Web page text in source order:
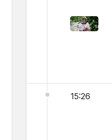
15:26